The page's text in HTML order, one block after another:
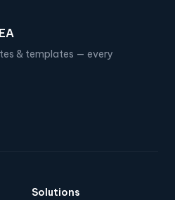
& templates — every
Solutions